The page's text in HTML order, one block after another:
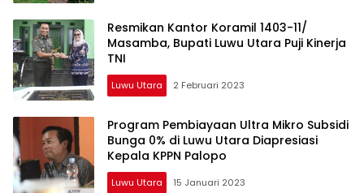
Resmikan Kantor Koramil 1403-11/
Masamba, Bupati Luwu Utara Puji Kinerja
TNI
Luwu Utara 2 Februari 2023
Program Pembiayaan Ultra Mikro Subsidi
Bunga 0% di Luwu Utara Diapresiasi
Kepala KPPN Palopo
Luwu Utara 15 Januari 2023